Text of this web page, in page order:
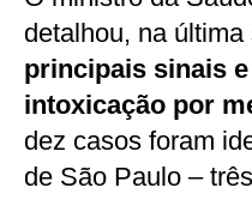
detalhou, na
principais sinais
intoxicação por
dez casos foram
de São Paulo –